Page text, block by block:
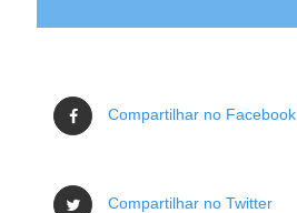
Compartilhar no Facebook
Compartilhar no Twitter